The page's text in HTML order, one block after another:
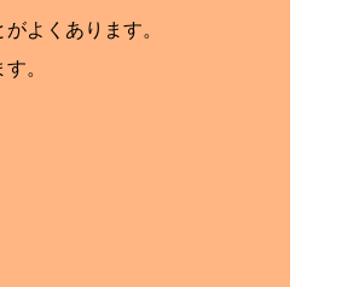
よくあります。
。